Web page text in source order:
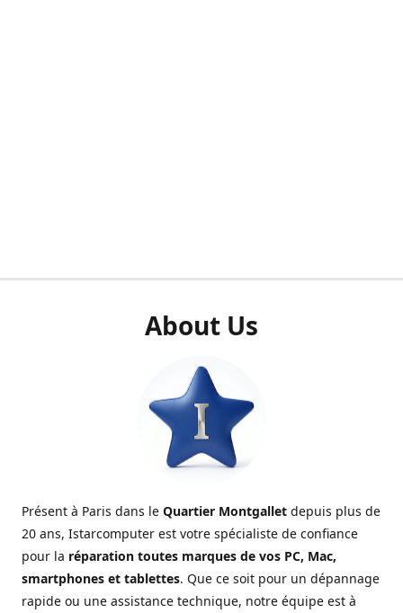
About Us
Présent à Paris dans le Quartier Montgallet depuis plus de
20 ans, Istarcomputer est votre spécialiste de confiance
pour la réparation toutes marques de vos PC, Mac,
smartphones et tablettes. Que ce soit pour un dépannage
rapide ou une assistance technique, notre équipe est à